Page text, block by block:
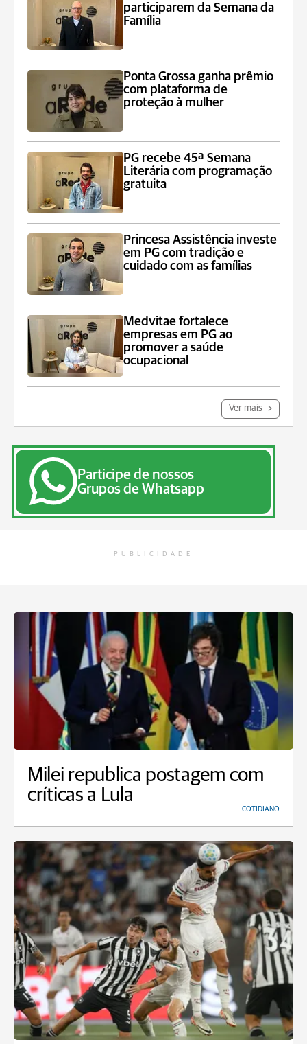
participarem da Semana da
Família
Ponta Grossa ganha prêmio
com plataforma de
proteção à mulher
PG recebe 45ª Semana
Literária com programação
gratuita
Princesa Assistência investe
em PG com tradição e
cuidado com as famílias
Medvitae fortalece
empresas em PG ao
promover a saúde
ocupacional
Ver mais
Participe de nossos
Grupos de Whatsapp
PUBLICIDADE
Milei republica postagem com
críticas a Lula
COTIDIANO